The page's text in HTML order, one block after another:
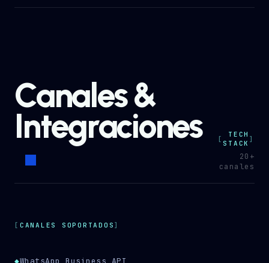
Canales &
Integraciones
TECH
STACK
20+
canales
CANALES SOPORTADOS
◆WhatsApp Business API